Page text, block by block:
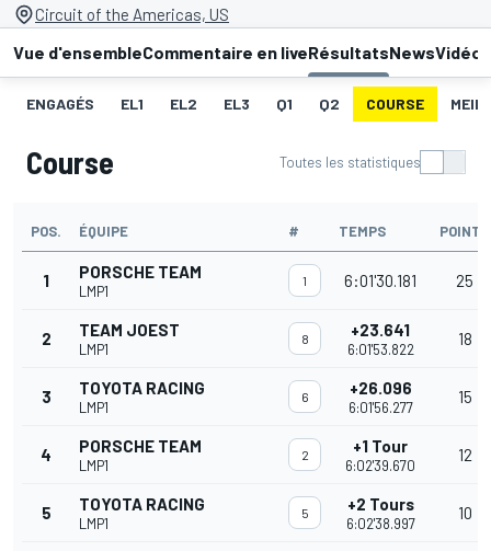
Circuit of the Americas, US
Vue d'ensembleCommentaire en liveRésultatsNewsVidéos
ENGAGÉS EL1 EL2 EL3 Q1 Q2 COURSE
Course Toutes les statistiques
POS. ÉQUIPE # TEMPS POINTS
1 PORSCHE TEAM
LMP1
1 6:01'30.181 25
2 TEAM JOEST
LMP1
8 +23.641
6:01'53.822
18
3 TOYOTA RACING
LMP1
6 +26.096
6:01'56.277
15
4 PORSCHE TEAM
LMP1
2 +1 Tour
6:02'39.670
12
5 TOYOTA RACING
LMP1
5 +2 Tours
6:02'38.997
10